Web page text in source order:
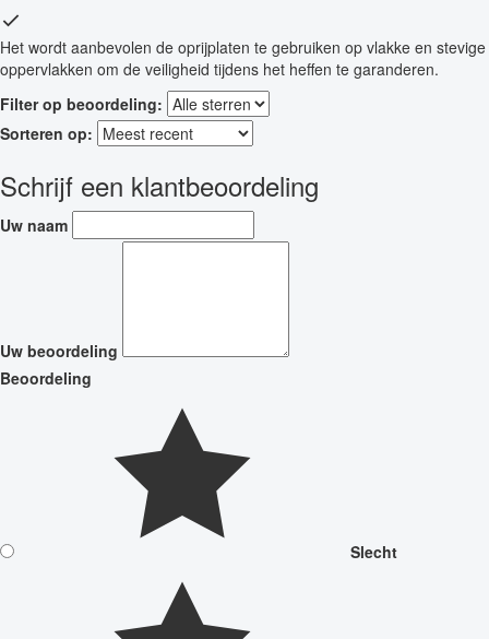
Het wordt aanbevolen de oprijplaten te gebruiken op vlakke en stevige
oppervlakken om de veiligheid tijdens het heffen te garanderen.
Filter op beoordeling:
Sorteren op:
Schrijf een klantbeoordeling
Uw naam
Uw beoordeling
Beoordeling
Slecht